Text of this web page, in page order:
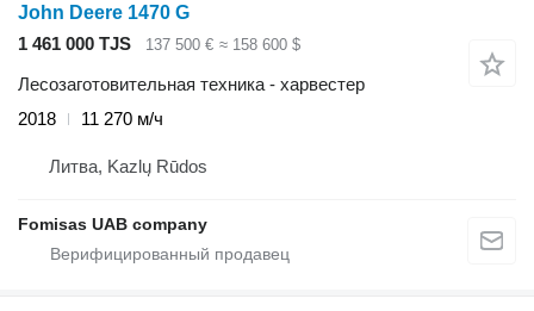
John Deere 1470 G
1 461 000 TJS
137 500 € ≈ 158 600 $
Лесозаготовительная техника - харвестер
2018
11 270 м/ч
Литва, Kazlų Rūdos
Fomisas UAB company